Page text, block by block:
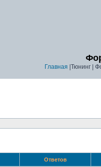
Главная |Тюнинг |
Ответов